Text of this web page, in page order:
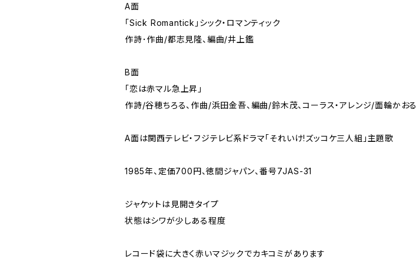
A面
「Sick Romantick」シック・ロマンティック
作詩･作曲/都志見隆、編曲/井上鑑
B面
「恋は赤マル急上昇」
作詩/谷穂ちろる、作曲/浜田金吾、編曲/鈴木茂、コーラス・アレンジ/面輪かおる
A面は関西テレビ・フジテレビ系ドラマ｢それいけ!ズッコケ三人組｣主題歌
1985年、定価700円、徳間ジャパン、番号7JAS-31
ジャケットは見開きタイプ
状態はシワが少しある程度
レコード袋に大きく赤いマジックでカキコミがあります